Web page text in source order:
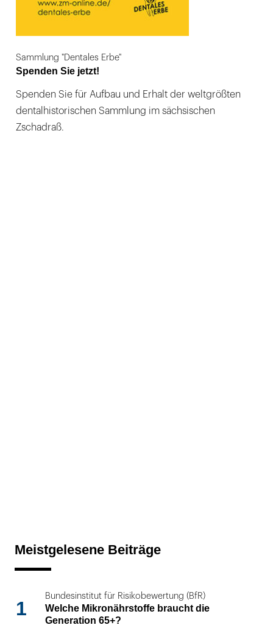
Sammlung "Dentales Erbe"
Spenden Sie jetzt!
Spenden Sie für Aufbau und Erhalt der weltgrößten
dentalhistorischen Sammlung im sächsischen
Zschadraß.
Meistgelesene Beiträge
1
Bundesinstitut für Risikobewertung (BfR)
Welche Mikronährstoffe braucht die
Generation 65+?